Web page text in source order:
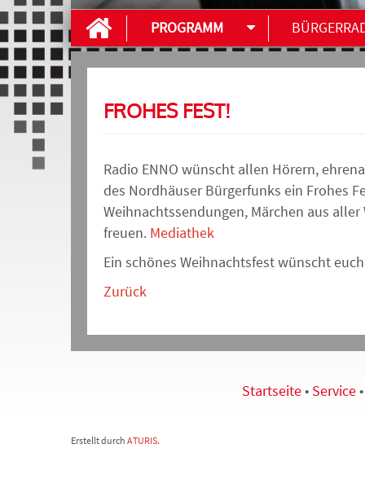
PROGRAMM
FROHES FEST!
Radio ENNO wünscht allen Hörern,
des Nordhäuser Bürgerfunks ein Frohes
Weihnachtssendungen, Märchen aus
freuen. Mediathek
Ein schönes Weihnachtsfest wünscht
Zurück
Startseite• Service
Erstellt durch ATURIS.